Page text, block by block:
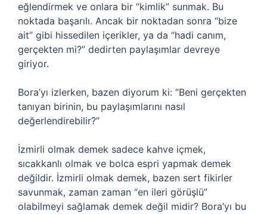
eğlendirmek ve onlara bir “kimlik” sunmak. Bu
noktada başarılı. Ancak bir noktadan sonra “bize
ait” gibi hissedilen içerikler, ya da “hadi canım,
gerçekten mi?” dedirten paylaşımlar devreye
giriyor.
Bora’yı izlerken, bazen diyorum ki: “Beni gerçekten
tanıyan birinin, bu paylaşımlarını nasıl
değerlendirebilir?”
İzmirli olmak demek sadece kahve içmek,
sıcakkanlı olmak ve bolca espri yapmak demek
değildir. İzmirli olmak demek, bazen sert fikirler
savunmak, zaman zaman “en ileri görüşlü”
olabilmeyi sağlamak demek değil midir? Bora’yı bu